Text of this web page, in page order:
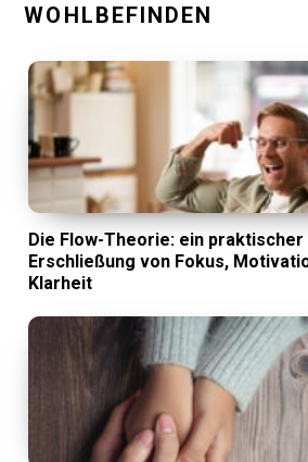
WOHLBEFINDEN
Die Flow-Theorie: ein
Erschließung von Fokus,
Klarheit